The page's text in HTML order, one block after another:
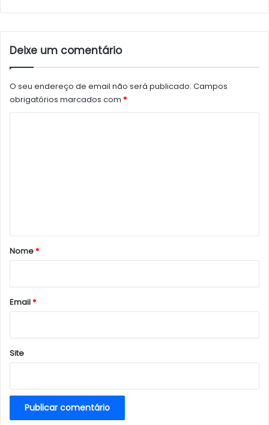
Deixe um comentário
O seu endereço de email não será publicado. Campos
obrigatórios marcados com *
r
*
Nome*
Email*
Site